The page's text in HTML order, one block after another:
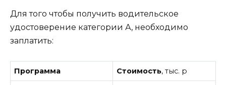
Для того чтобы получить водительское
удостоверение категории А, необходимо
заплатить:
Программа Стоимость, тыс. р